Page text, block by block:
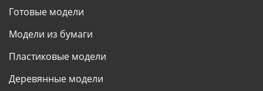
Готовые модели
Модели из бумаги
Пластиковые модели
Деревянные модели